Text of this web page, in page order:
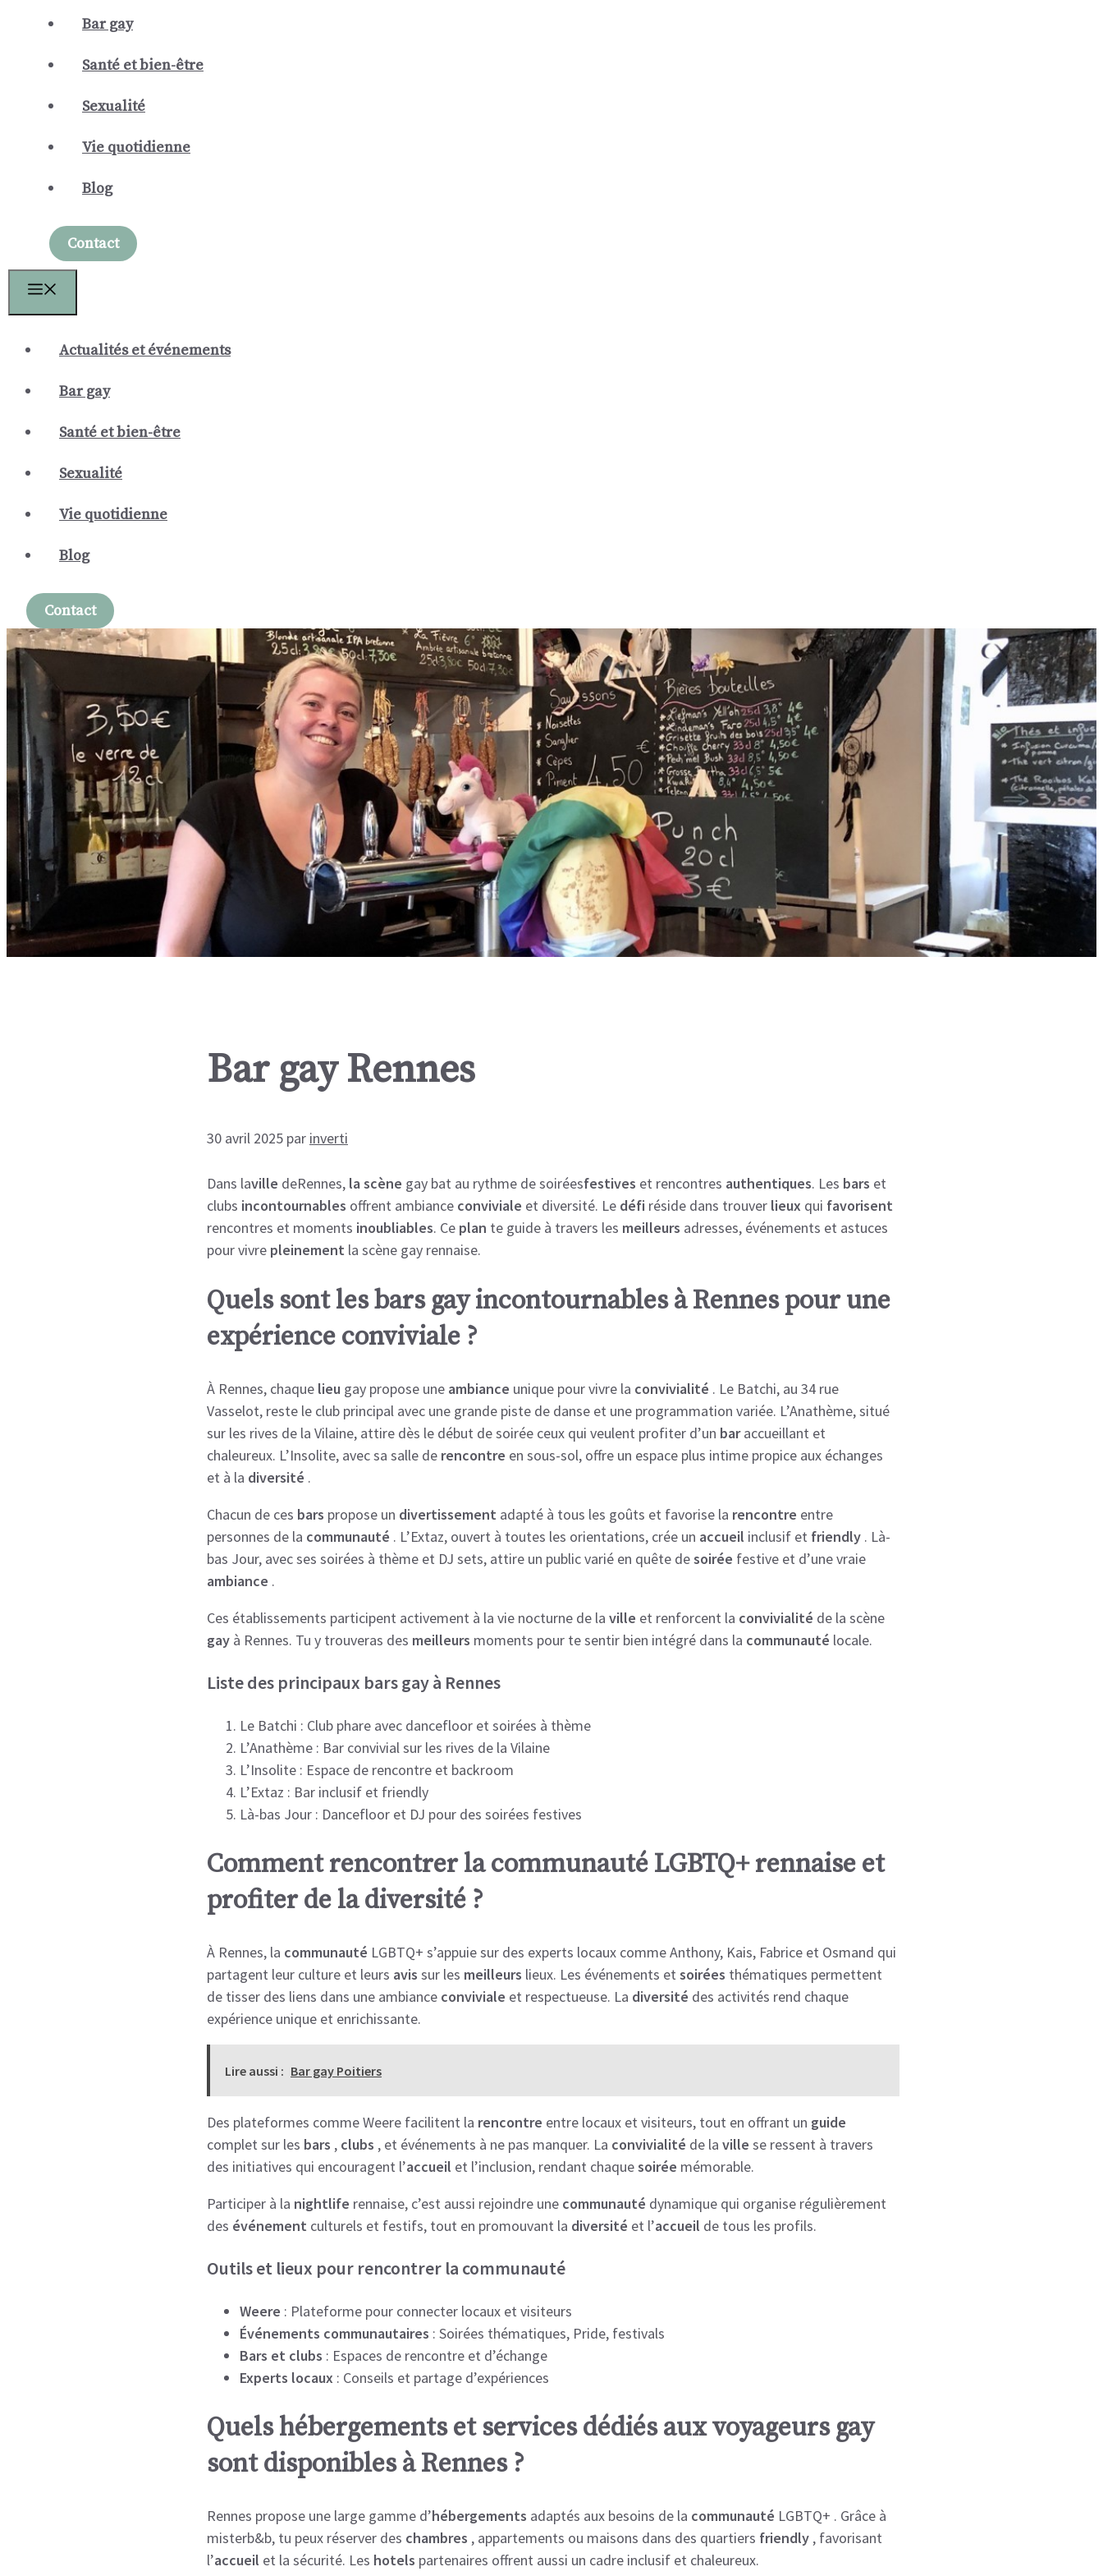
Bar gay
Santé et bien-être
Sexualité
Vie quotidienne
Blog
Contact
Actualités et événements
Bar gay
Santé et bien-être
Sexualité
Vie quotidienne
Blog
Contact
Bar gay Rennes
30 avril 2025 par inverti
Dans laville deRennes, la scène gay bat au rythme desoiréesfestives et rencontres authentiques. Les bars et
clubs incontournables offrent ambiance conviviale et diversité. Le défi réside dans trouver lieux qui favorisent
rencontres et moments inoubliables. Ce plan te guide à travers les meilleurs adresses, événements et astuces
pourvivre pleinement la scène gay rennaise.
Quels sont les bars gay incontournables à Rennes pour une
expérience conviviale ?
À Rennes, chaque lieu gay propose une ambiance unique pour vivre la convivialité . Le Batchi, au 34 rue
Vasselot, reste le club principal avec une grande piste de danse et une programmation variée. L’Anathème, situé
sur les rives de la Vilaine, attire dès le début de soirée ceux qui veulent profiter d’un baraccueillant et
chaleureux. L’Insolite, avec sa salle de rencontre en sous-sol, offre un espace plus intime propice aux échanges
et à la diversité .
Chacun de ces bars propose un divertissement adapté à tous les goûts et favorise la rencontre entre
personnes de la communauté . L’Extaz, ouvert à toutes les orientations, crée un accueil inclusif et friendly . Là-
bas Jour, avec ses soirées à thème et DJ sets, attire un public varié en quête desoirée festive et d’une vraie
ambiance .
Ces établissements participent activement à la vie nocturne de la ville et renforcent la convivialité de la scène
gay à Rennes. Tu y trouveras des meilleurs moments pour te sentir bien intégré dans la communauté locale.
Liste des principaux bars gay à Rennes
Le Batchi : Club phare avec dancefloor et soirées à thème
L’Anathème : Bar convivial sur les rives de la Vilaine
L’Insolite : Espace de rencontre et backroom
L’Extaz : Bar inclusif et friendly
Là-bas Jour : Dancefloor et DJ pour des soirées festives
Comment rencontrer la communauté LGBTQ+ rennaise et
profiter de la diversité ?
À Rennes, la communauté LGBTQ+ s’appuie sur des experts locaux comme Anthony, Kais, Fabrice et Osmand qui
partagent leur culture et leurs avis sur les meilleurs lieux. Les événements et soirées thématiques permettent
de tisser des liens dans une ambiance conviviale et respectueuse. La diversité des activités rend chaque
expérience unique et enrichissante.
Lire aussi : Bar gay Poitiers
Des plateformes comme Weere facilitent la rencontre entre locaux et visiteurs, tout en offrant un guide
complet sur les bars , clubs , et événements à ne pas manquer. La convivialité de la ville se ressent à travers
des initiatives qui encouragent l’accueil et l’inclusion, rendant chaquesoirée mémorable.
Participer à la nightlife rennaise, c’est aussi rejoindre une communauté dynamique qui organise régulièrement
des événement culturels et festifs, tout en promouvant la diversité et l’accueil de tous les profils.
Outils et lieux pour rencontrer la communauté
Weere : Plateforme pour connecter locaux et visiteurs
Événements communautaires : Soirées thématiques, Pride, festivals
Bars et clubs : Espaces de rencontre et d’échange
Experts locaux : Conseils et partage d’expériences
Quels hébergements et services dédiés aux voyageurs gay
sont disponibles à Rennes ?
Rennes propose une large gamme d’hébergements adaptés aux besoins de la communauté LGBTQ+ . Grâce à
misterb&b, tu peux réserver des chambres , appartements ou maisons dans des quartiers friendly , favorisant
l’accueil et la sécurité. Les hotels partenaires offrent aussi un cadre inclusif et chaleureux.